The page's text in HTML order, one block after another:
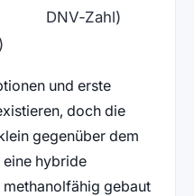
DNV‑Zahl)
und erste
doch die
gegenüber dem
hybride
gebaut